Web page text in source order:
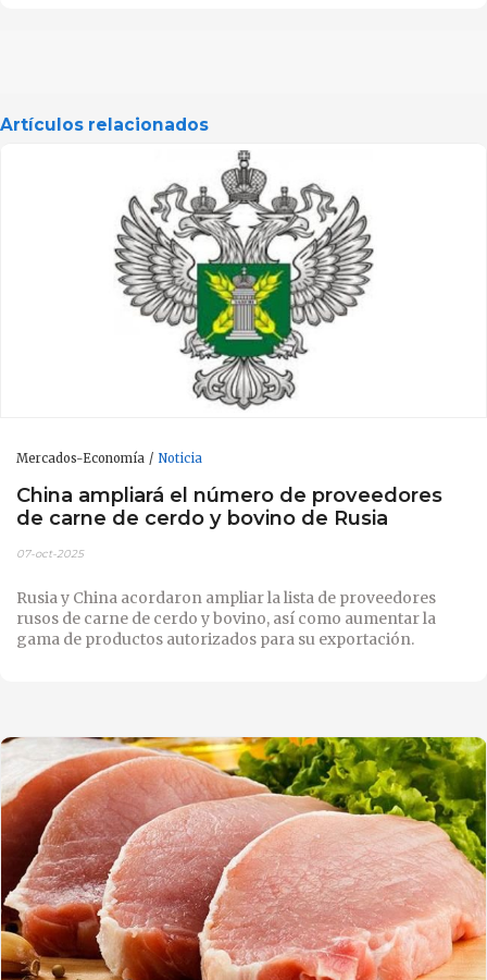
Artículos relacionados
Mercados-Economía Noticia
China ampliará el número de proveedores
de carne de cerdo y bovino de Rusia
07-oct-2025
Rusia y China acordaron ampliar la lista de proveedores
rusos de carne de cerdo y bovino, así como aumentar la
gama de productos autorizados para su exportación.